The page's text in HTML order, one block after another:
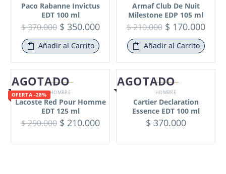
Paco Rabanne Invictus
EDT 100 ml
$370.000 $ 350.000
Añadir al Carrito
Armaf Club De Nuit
Milestone EDP 105 ml
$210.000 $ 170.000
Añadir al Carrito
AGOTADO
OFERTA -28% HOMBRE
Lacoste Red Pour Homme
EDT 125 ml
$290.000 $ 210.000
AGOTADO
HOMBRE
Cartier Declaration
Essence EDT 100 ml
$ 370.000